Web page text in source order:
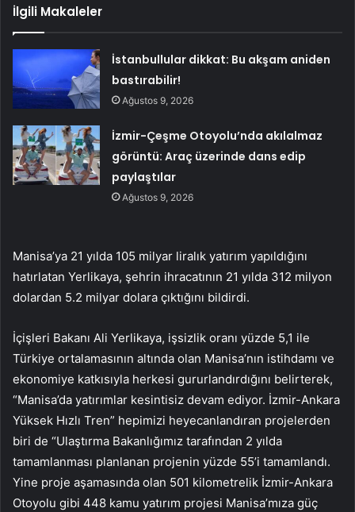
İlgili Makaleler
İstanbullular dikkat: Bu akşam aniden
bastırabilir!
Ağustos 9, 2026
İzmir-Çeşme Otoyolu’nda akılalmaz
görüntü: Araç üzerinde dans edip
paylaştılar
Ağustos 9, 2026
Manisa’ya 21 yılda 105 milyar liralık yatırım yapıldığını
hatırlatan Yerlikaya, şehrin ihracatının 21 yılda 312 milyon
dolardan 5.2 milyar dolara çıktığını bildirdi.
İçişleri Bakanı Ali Yerlikaya, işsizlik oranı yüzde 5,1 ile
Türkiye ortalamasının altında olan Manisa’nın istihdamı ve
ekonomiye katkısıyla herkesi gururlandırdığını belirterek,
“Manisa’da yatırımlar kesintisiz devam ediyor. İzmir-Ankara
Yüksek Hızlı Tren” hepimizi heyecanlandıran projelerden
biri de “Ulaştırma Bakanlığımız tarafından 2 yılda
tamamlanması planlanan projenin yüzde 55’i tamamlandı.
Yine proje aşamasında olan 501 kilometrelik İzmir-Ankara
Otoyolu gibi 448 kamu yatırım projesi Manisa’mıza güç